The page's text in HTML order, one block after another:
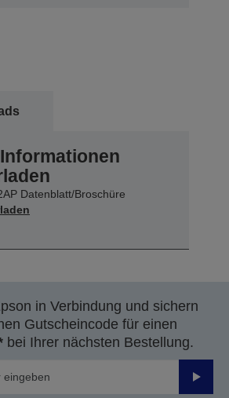
Datenblatt/Broschüre
in Verbindung und sichern
Gutscheincode für einen
bei Ihrer nächsten Bestellung.